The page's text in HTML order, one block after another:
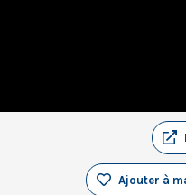
Ajouter à